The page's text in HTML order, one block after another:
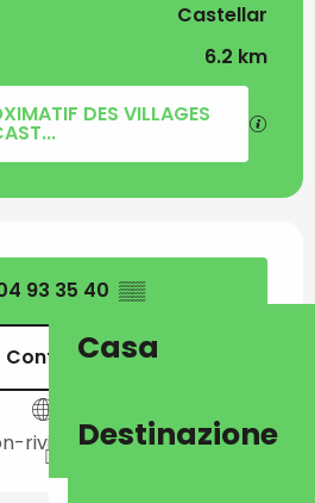
Casa
Destinazione
Castellar
6.2 km
DES VILLAGES I file
93 35 40 ▒▒
Contattateci
riviera-merveilles.fr